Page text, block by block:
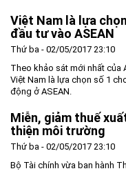
Chức năng, nhiệm vụ
Hợp tác quốc tế
Đào tạo và Nghiên cứu
Cách mạng công
Cơ sở hạ tầng
Cơ chế ưu đãi đầu tư
Cơ chế Một cửa
Nguồn nhân lực
Hướng dẫn đầu tư
Trình tự, thủ tục đầu
Tiêu chí đầu tư
Lĩnh vực đầu tư
Quản lý và vận hành
Văn bản pháp luật
Các thủ tục hành
Doanh nghiệp
Đất đai
Đầu tư
Khu CNC Hòa Lạc
Thông báo
Thông báo chung
Tuyển dụng
Công khai ngân sách
Dữ liệu mở
FAQs
Liên hệ - Liên kết
Liên kết
Việt Nam là lựa
đầu tư vào ASEAN
Thứ ba - 02/05/2017 23:10
Theo khảo sát mới nhất của
Việt Nam là lựa chọn số 1
động ở ASEAN.
Miễn, giảm thuế
thiện môi trường
Thứ ba - 02/05/2017 23:10
Bộ Tài chính vừa ban hành